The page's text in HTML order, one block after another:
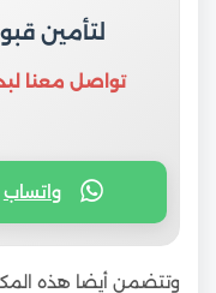
لتأمين
تواصل معنا
واتساب
وتتضمن أيضا هذه